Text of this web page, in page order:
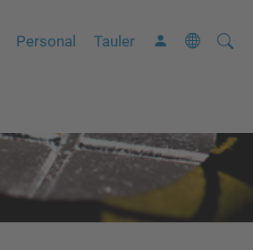
Personal Tauler Cerca
C
a
a